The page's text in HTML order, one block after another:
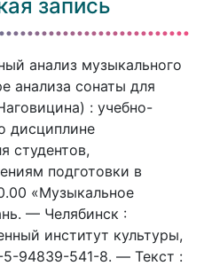
запись
анализ музыкального
анализа сонаты для
: учебно-
дисциплине
студентов,
подготовки в
«Музыкальное
— Челябинск :
институт культуры,
94839-541-8. — Текст :